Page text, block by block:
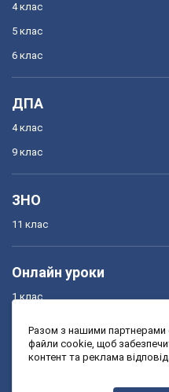
4 клас
5 клас
6 клас
ДПА
4 клас
9 клас
ЗНО
11 клас
Онлайн уроки
1 клас
3 клас
Разом з нашими партнерами
файли cookie, щоб
контент та реклама